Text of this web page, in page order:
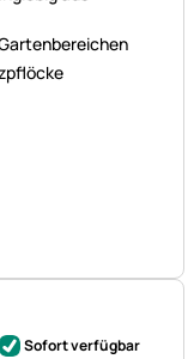
Sofort verfügbar